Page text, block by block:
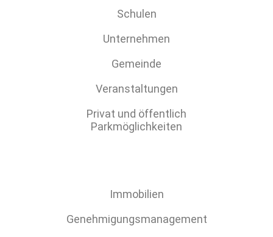
Schulen
Unternehmen
Gemeinde
Veranstaltungen
Privat und öffentlich
Parkmöglichkeiten
Immobilien
Genehmigungsmanagement